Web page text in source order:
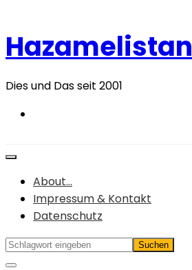
springen
Hazamelistan
Dies und Das seit 2001
About…
Impressum & Kontakt
Datenschutz